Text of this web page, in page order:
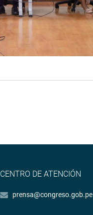
CENTRO DE ATENCIÓN
prensa@congreso.gob.pe